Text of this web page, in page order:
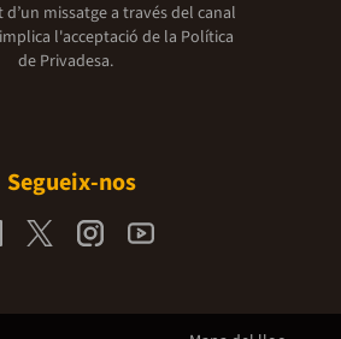
missatge a través del canal
l'acceptació de la Política
de Privadesa.
Segueix-nos